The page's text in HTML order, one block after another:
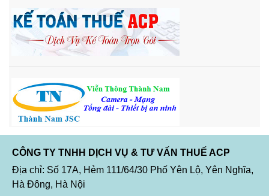
CÔNG TY TNHH DỊCH VỤ & TƯ VẤN THUẾ ACP
Địa chỉ: Số 17A, Hẻm 111/64/30 Phố Yên Lộ, Yên Nghĩa,
Hà Đông, Hà Nội